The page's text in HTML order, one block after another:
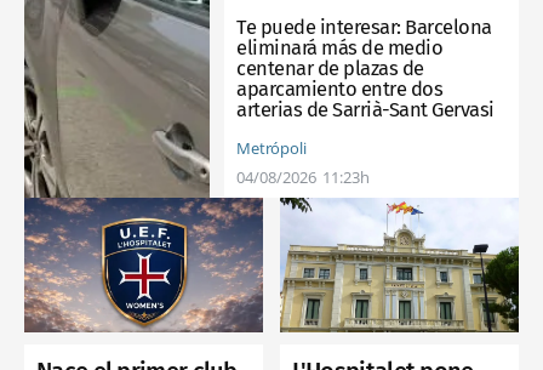
Te puede interesar: Barcelona
eliminará más de medio
centenar de plazas de
aparcamiento entre dos
arterias de Sarrià-Sant Gervasi
Metrópoli
04/08/2026 11:23h